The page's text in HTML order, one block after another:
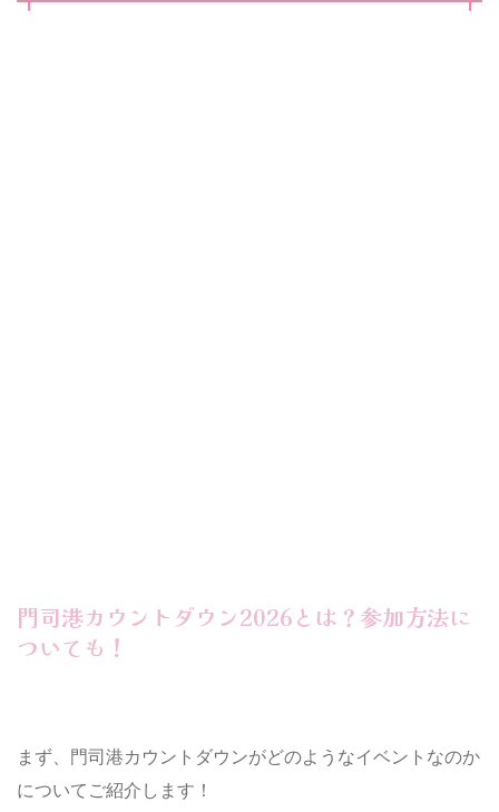
門司港カウントダウン2026とは？参加方法に
ついても！
まず、門司港カウントダウンがどのようなイベントなのか
についてご紹介します！